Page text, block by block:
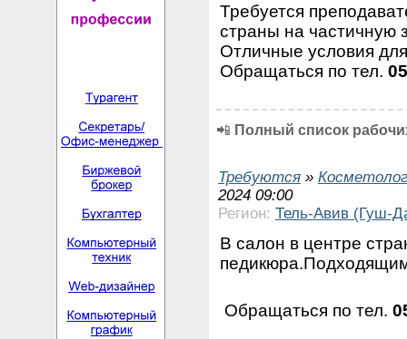
Требуется
страны на частичную
Отличные условия
Обращаться по тел.
📲 Полный список
Требуются »
2024 09:00
Регион: Тель-Авив (Гуш-
В салон в центре
Обращаться по тел.